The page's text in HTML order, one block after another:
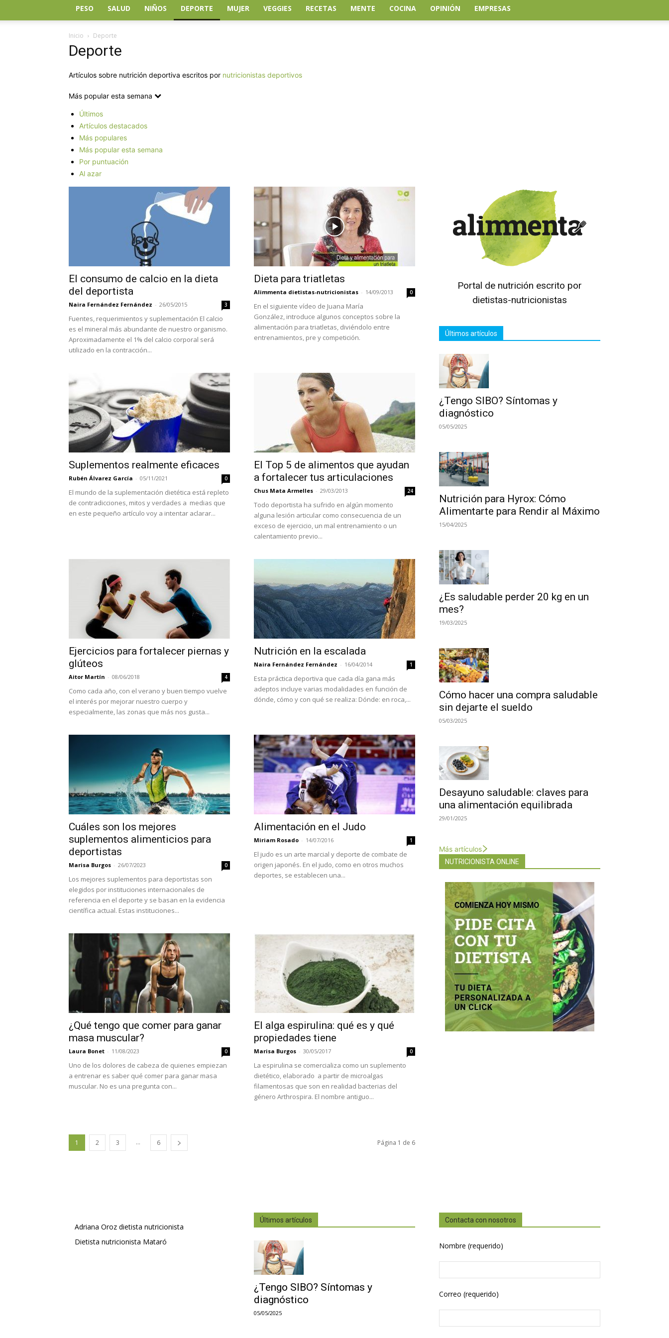
PESO SALUD NIÑOS DEPORTE MUJER VEGGIES RECETAS MENTE COCINA OPINIÓN EMPRESAS
Inicio Deporte
Deporte
Artículos sobre nutrición deportiva escritos por nutricionistas deportivos
Más popular esta semana
Últimos
Artículos destacados
Más populares
Más popular esta semana
Por puntuación
Al azar
El consumo de calcio en la dieta
del deportista
Naira Fernández Fernández - 26/05/2015 3
Fuentes, requerimientos y suplementación El calcio
es el mineral más abundante de nuestro organismo.
Aproximadamente el 1% del calcio corporal será
utilizado en la contracción...
Dieta para triatletas
Alimmenta dietistas-nutricionistas - 14/09/2013 0
En el siguiente vídeo de Juana María
González, introduce algunos conceptos sobre la
alimentación para triatletas, diviéndolo entre
entrenamientos, pre y competición.
Suplementos realmente eficaces
Rubén Álvarez García - 05/11/2021 0
El mundo de la suplementación dietética está repleto
de contradicciones, mitos y verdades a medias que
en este pequeño artículo voy a intentar aclarar...
El Top 5 de alimentos que ayudan
a fortalecer tus articulaciones
Chus Mata Armelles - 29/03/2013 24
Todo deportista ha sufrido en algún momento
alguna lesión articular como consecuencia de un
exceso de ejercicio, un mal entrenamiento o un
calentamiento previo...
Ejercicios para fortalecer piernas y
glúteos
Aitor Martín - 08/06/2018 4
Como cada año, con el verano y buen tiempo vuelve
el interés por mejorar nuestro cuerpo y
especialmente, las zonas que más nos gusta...
Nutrición en la escalada
Naira Fernández Fernández - 16/04/2014 1
Esta práctica deportiva que cada día gana más
adeptos incluye varias modalidades en función de
dónde, cómo y con qué se realiza: Dónde: en roca,...
Cuáles son los mejores
suplementos alimenticios para
deportistas
Marisa Burgos - 26/07/2023 0
Los mejores suplementos para deportistas son
elegidos por instituciones internacionales de
referencia en el deporte y se basan en la evidencia
científica actual. Estas instituciones...
Alimentación en el Judo
Miriam Rosado - 14/07/2016 1
El judo es un arte marcial y deporte de combate de
origen japonés. En el judo, como en otros muchos
deportes, se establecen una...
¿Qué tengo que comer para ganar
masa muscular?
Laura Bonet - 11/08/2023 0
Uno de los dolores de cabeza de quienes empiezan
a entrenar es saber qué comer para ganar masa
muscular. No es una pregunta con...
El alga espirulina: qué es y qué
propiedades tiene
Marisa Burgos - 30/05/2017 0
La espirulina se comercializa como un suplemento
dietético, elaborado a partir de microalgas
filamentosas que son en realidad bacterias del
género Arthrospira. El nombre antiguo...
1 2 3 ... 6 Página 1 de 6
Portal de nutrición escrito por
dietistas-nutricionistas
Últimos artículos
¿Tengo SIBO? Síntomas y
diagnóstico
05/05/2025
Nutrición para Hyrox: Cómo
Alimentarte para Rendir al Máximo
15/04/2025
¿Es saludable perder 20 kg en un
mes?
19/03/2025
Cómo hacer una compra saludable
sin dejarte el sueldo
05/03/2025
Desayuno saludable: claves para
una alimentación equilibrada
29/01/2025
Más artículos
NUTRICIONISTA ONLINE
Adriana Oroz dietista nutricionista
Dietista nutricionista Mataró
Últimos artículos
¿Tengo SIBO? Síntomas y
diagnóstico
05/05/2025
Contacta con nosotros
Nombre (requerido)
Correo (requerido)